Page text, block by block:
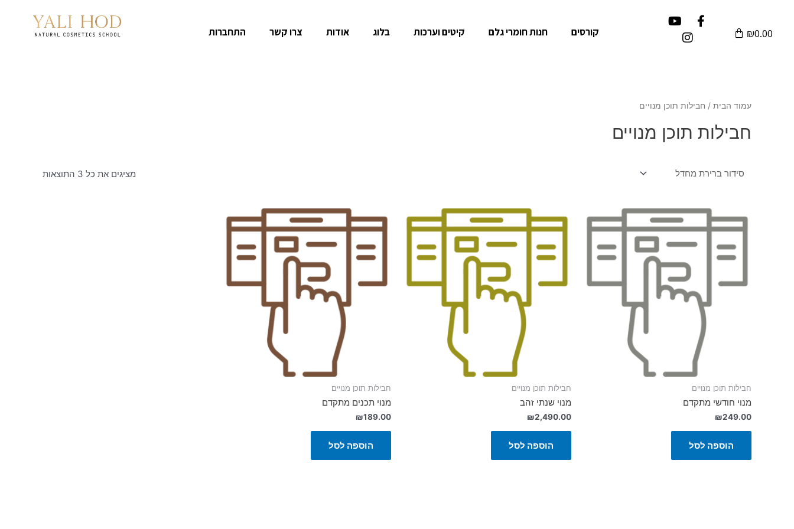
₪0.00 קורסים חנות חומרי גלם קיטים וערכות בלוג אודות צרו קשר התחברות
עמוד הבית / חבילות תוכן מנויים
חבילות תוכן מנויים
מציגים את כל ⁦3⁩ התוצאות
חבילות תוכן מנויים
מנוי חודשי מתקדם
₪249.00
הוספה לסל
חבילות תוכן מנויים
מנוי שנתי זהב
₪2,490.00
הוספה לסל
חבילות תוכן מנויים
מנוי תכנים מתקדם
₪189.00
הוספה לסל